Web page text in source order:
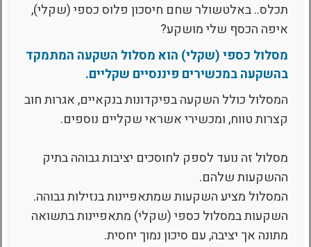
תכלס.. באלטשולר שחם חיסכון פלוס כספי (שקלי),
איפה הכסף שלי מושקע?
מסלול כספי (שקלי) הוא מסלול השקעה המתמקד
בהשקעה במכשירים פיננסיים שקליים.
המסלול כולל השקעה בפיקדונות בנקאיים, אגרות חוב
קצרות טווח, ומכשירי אשראי שקליים נוספים.
מסלול זה נועד לספק לחוסכים יציבות גבוהה בתיק
ההשקעות שלהם.
המסלול מציע השקעות שמתאפיינות בנזילות גבוהה.
השקעות במסלול כספי (שקלי) מתאפיינות בתשואה
מתונה אך יציבה, עם סיכון נמוך יחסית.